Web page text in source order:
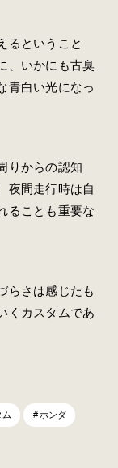
るということ
、いかにも古臭
青白い光になっ
りからの認知
夜間走行時は自
ることも重要な
らさは感じたも
くカスタムであ
ム ホンダ